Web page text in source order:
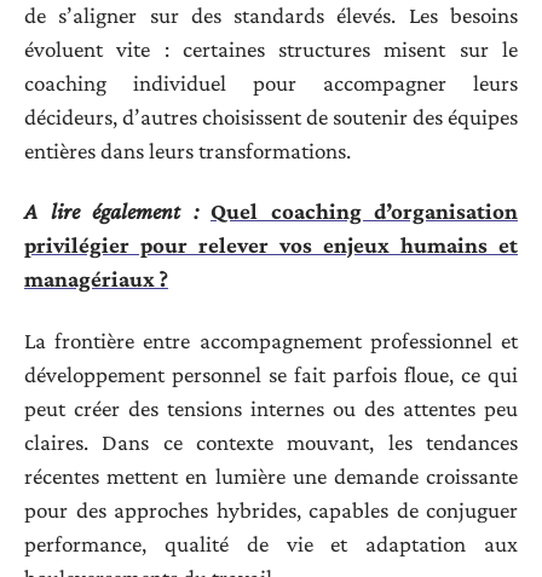
de s’aligner sur des standards élevés. Les besoins
évoluent vite : certaines structures misent sur le
coaching individuel pour accompagner leurs
décideurs, d’autres choisissent de soutenir des équipes
entières dans leurs transformations.
A lire également : Quel coaching d’organisation
privilégier pour relever vos enjeux humains et
managériaux ?
La frontière entre accompagnement professionnel et
développement personnel se fait parfois floue, ce qui
peut créer des tensions internes ou des attentes peu
claires. Dans ce contexte mouvant, les tendances
récentes mettent en lumière une demande croissante
pour des approches hybrides, capables de conjuguer
performance, qualité de vie et adaptation aux